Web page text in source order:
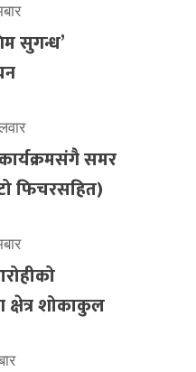
सुगन्ध’
कार्यक्रमसंगै समर
फिचरसहित)
क्षेत्र शोकाकुल